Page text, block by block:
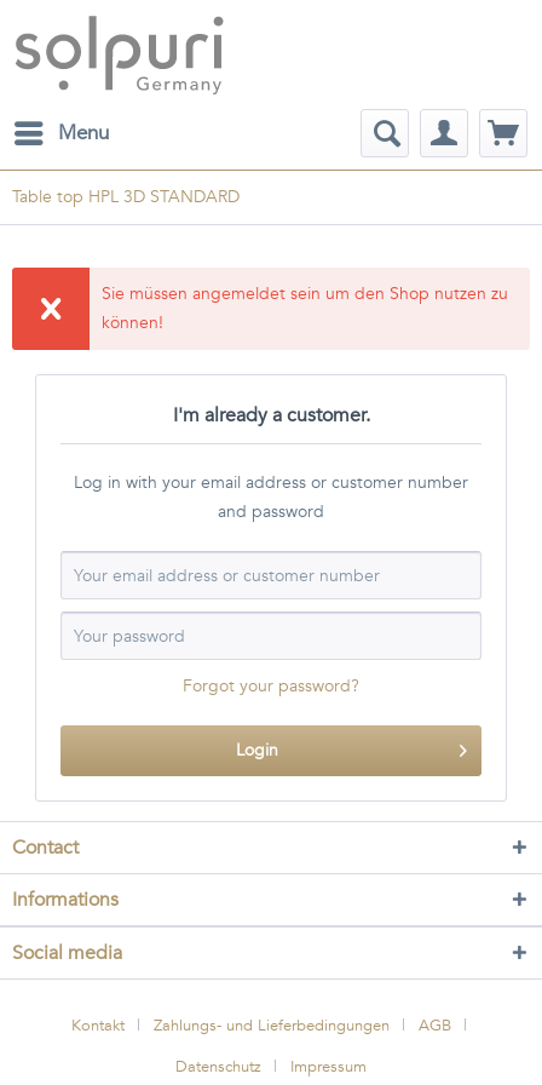
Menu
Table top HPL 3D STANDARD
Sie müssen angemeldet sein um den Shop nutzen zu
können!
I'm already a customer.
Log in with your email address or customer number
and password
Forgot your password?
Login
Contact
Informations
Social media
Kontakt Zahlungs- und Lieferbedingungen
AGB
Datenschutz
Impressum